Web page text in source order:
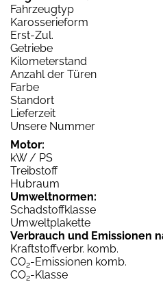
Fahrzeugtyp
Karosserieform
Erst-Zul.
Getriebe
Kilometerstand
Anzahl der Türen
Farbe
Standort
Lieferzeit
Unsere Nummer
Motor:
kW / PS
Treibstoff
Hubraum
Umweltnormen:
Schadstoffklasse
Umweltplakette
Verbrauch und Emissionen
Kraftstoffverbr. komb.
CO2-Emissionen komb.
CO2-Klasse